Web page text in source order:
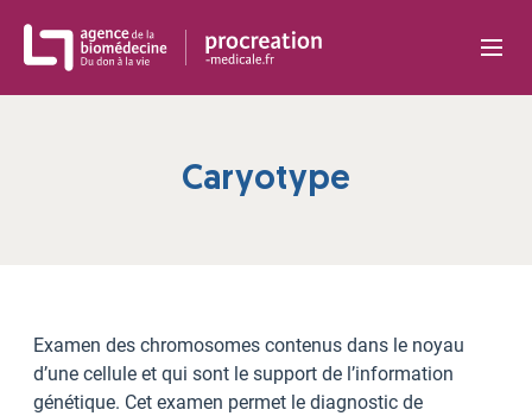
Caryotype
Examen des chromosomes contenus dans le noyau
d’une cellule et qui sont le support de l’information
génétique. Cet examen permet le diagnostic de